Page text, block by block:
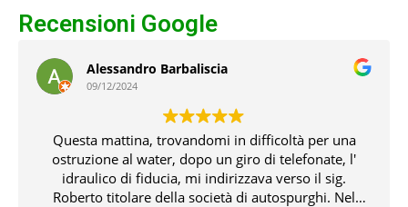
Recensioni Google
Giuseppe De Angelis
08/12/2024
Chiamati in emergenza oggi di domenica
festivo(8dicembre) tempestivo gentile e risolutivo in
tempi molto brevi con attrezzatura professionale. Lo
consiglio vivamente grazie ancora